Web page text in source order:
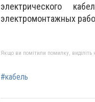
электрического
электромонтажных
Якщо ви помітили помилку, виділіть
#кабель